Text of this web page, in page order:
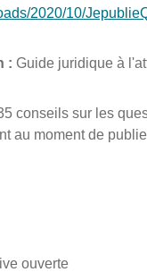
2020/10/
: Guide juridique à
conseils sur les
au moment de
ouverte